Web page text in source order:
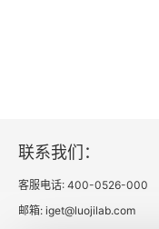
二、早期基督教史学
1.基督教史学的兴起
联系我们：
客服电话: 400-0526-000
邮箱: iget@luojilab.com